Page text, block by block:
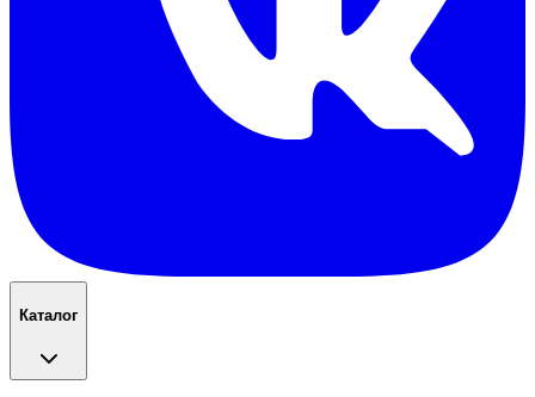
Каталог